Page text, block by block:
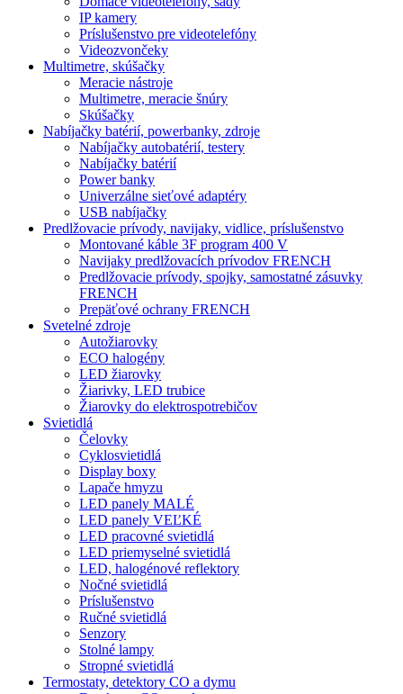
IP kamery
Príslušenstvo pre videotelefóny
Videozvončeky
Multimetre, skúšačky
Meracie nástroje
Multimetre, meracie šnúry
Skúšačky
Nabíjačky batérií, powerbanky, zdroje
Nabíjačky autobatérií, testery
Nabíjačky batérií
Power banky
Univerzálne sieťové adaptéry
USB nabíjačky
Predlžovacie prívody, navijaky, vidlice, príslušenstvo
Montované káble 3F program 400 V
Navijaky predlžovacích prívodov FRENCH
Predlžovacie prívody, spojky, samostatné zásuvky
FRENCH
Prepäťové ochrany FRENCH
Svetelné zdroje
Autožiarovky
ECO halogény
LED žiarovky
Žiarivky, LED trubice
Žiarovky do elektrospotrebičov
Svietidlá
Čelovky
Cyklosvietidlá
Display boxy
Lapače hmyzu
LED panely MALÉ
LED panely VEĽKÉ
LED pracovné svietidlá
LED priemyselné svietidlá
LED, halogénové reflektory
Nočné svietidlá
Príslušenstvo
Ručné svietidlá
Senzory
Stolné lampy
Stropné svietidlá
Termostaty, detektory CO a dymu